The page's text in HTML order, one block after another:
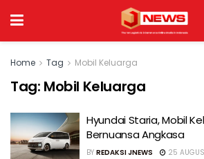
Home Tag Mobil Keluarga
Tag: Mobil Keluarga
Hyundai Staria, Mobil
Bernuansa Angkasa
BY REDAKSI JNEWS 25